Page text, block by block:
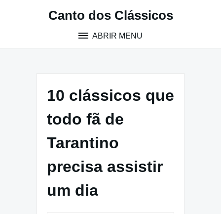
Canto dos Clássicos
ABRIR MENU
10 clássicos que
todo fã de
Tarantino
precisa assistir
um dia